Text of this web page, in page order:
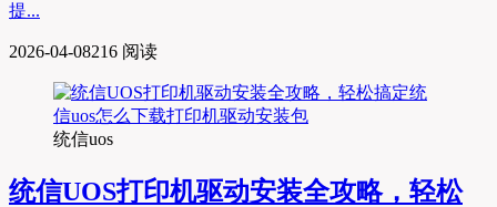
提...
2026-04-08216 阅读
统信uos
统信UOS打印机驱动安装全攻略，轻松